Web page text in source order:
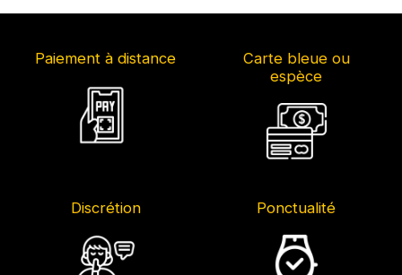
Paiement à distance
Carte bleue ou
espèce
Discrétion Ponctualité